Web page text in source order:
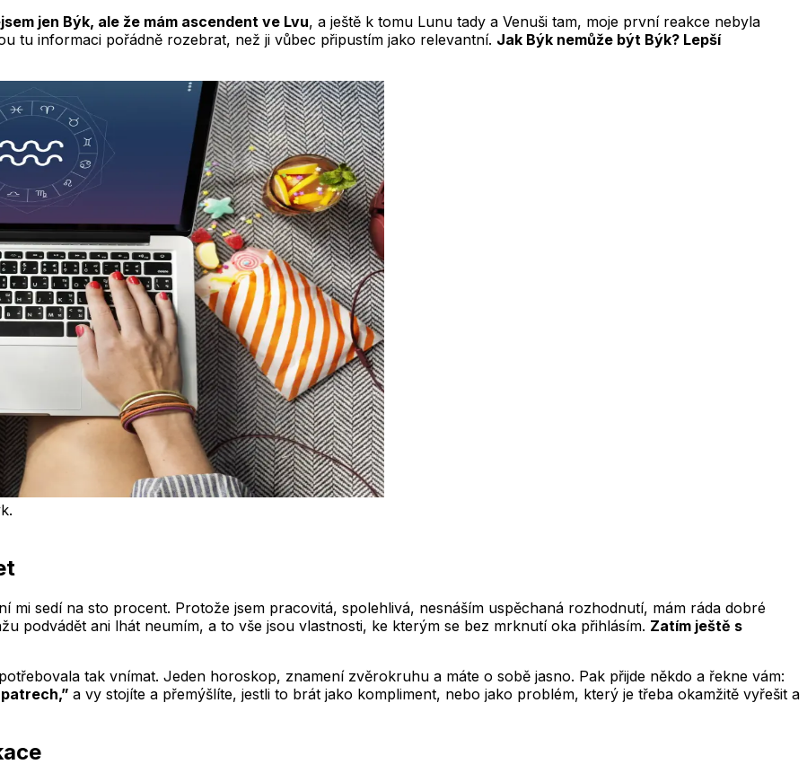
jen Býk, ale že mám ascendent ve Lvu, a ještě k tomu Lunu tady a Venuši tam, moje první reakce nebyla
tu informaci pořádně rozebrat, než ji vůbec připustím jako relevantní. Jak Býk nemůže být Býk? Lepší
mi sedí na sto procent. Protože jsem pracovitá, spolehlivá, nesnáším uspěchaná rozhodnutí, mám ráda dobré
podvádět ani lhát neumím, a to vše jsou vlastnosti, ke kterým se bez mrknutí oka přihlásím. Zatím ještě s
tak vnímat. Jeden horoskop, znamení zvěrokruhu a máte o sobě jasno. Pak přijde někdo a řekne vám:
a vy stojíte a přemýšlíte, jestli to brát jako kompliment, nebo jako problém, který je třeba okamžitě vyřešit a